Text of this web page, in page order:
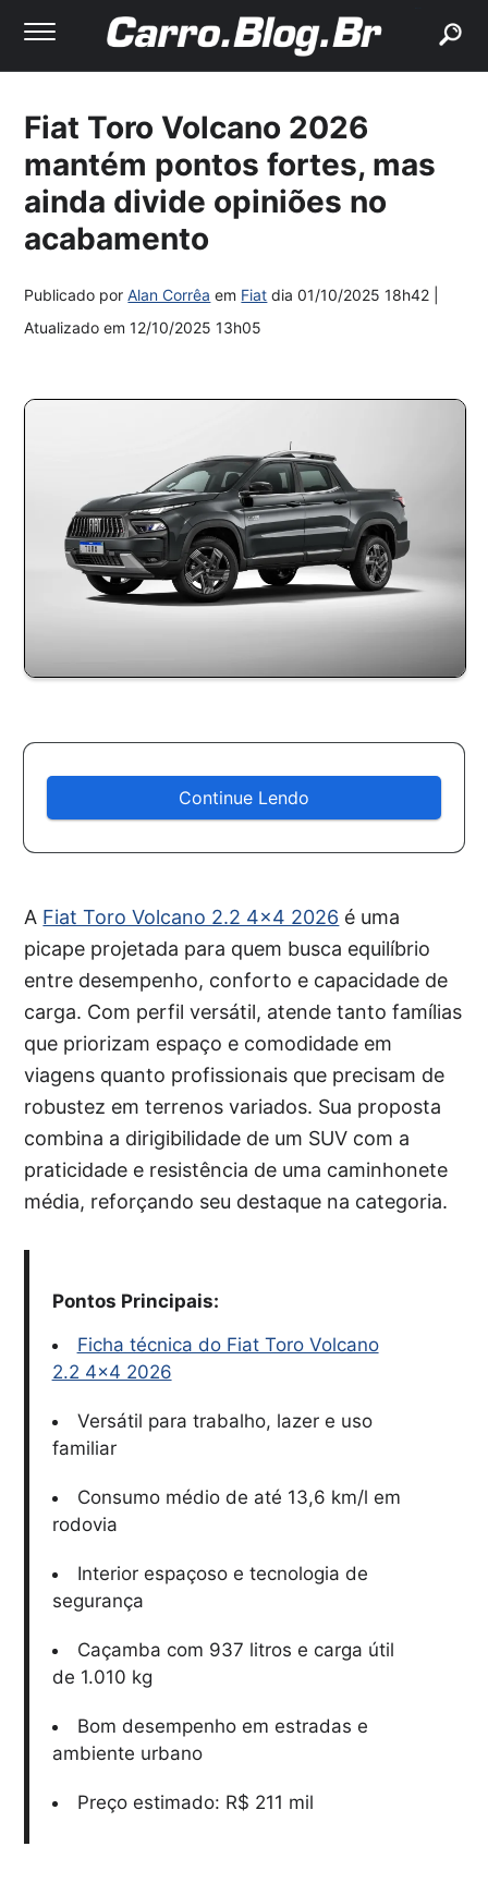
Fiat Toro Volcano 2026
mantém pontos fortes, mas
ainda divide opiniões no
acabamento
Publicado porAlan Corrêa em Fiat dia01/10/2025 18h42
Atualizado em12/10/2025 13h05
Continue Lendo
A Fiat Toro Volcano 2.2 4×4 2026 é uma
picape projetada para quem busca equilíbrio
entre desempenho, conforto e capacidade de
carga. Com perfil versátil, atende tanto famílias
que priorizam espaço e comodidade em
viagens quanto profissionais que precisam de
robustez em terrenos variados. Sua proposta
combina a dirigibilidade de um SUV com a
praticidade e resistência de uma caminhonete
média, reforçando seu destaque na categoria.
Pontos Principais:
Ficha técnica do Fiat Toro Volcano
2.2 4×4 2026
Versátil para trabalho, lazer e uso
familiar
Consumo médio de até 13,6 km/l em
rodovia
Interior espaçoso e tecnologia de
segurança
Caçamba com 937 litros e carga útil
de 1.010 kg
Bom desempenho em estradas e
ambiente urbano
Preço estimado: R$ 211 mil